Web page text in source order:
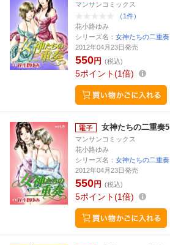
マンサンコミックス
（1件）
花小路ゆみ
シリーズ名： 女神たちの二重奏
2012年04月23日発売
550円 (税込)
5ポイント 1倍
女神たちの二重奏5
マンサンコミックス
花小路ゆみ
シリーズ名： 女神たちの二重奏
2012年04月23日発売
550円 (税込)
5ポイント 1倍